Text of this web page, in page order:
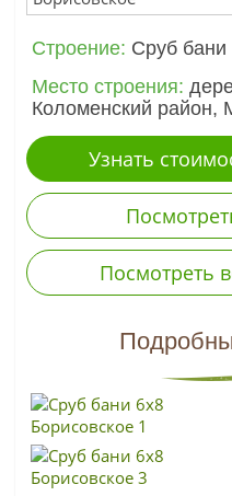
Cтроение: Сруб бани
Место строения:
Коломенский район,
Узнать
Посмотреть